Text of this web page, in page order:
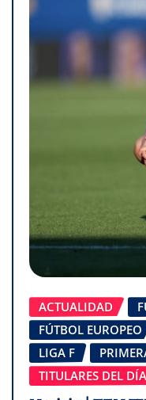
ACTUALIDAD
FÚTBOL EUROPEO
LIGA F
TITULARES DEL DÍA